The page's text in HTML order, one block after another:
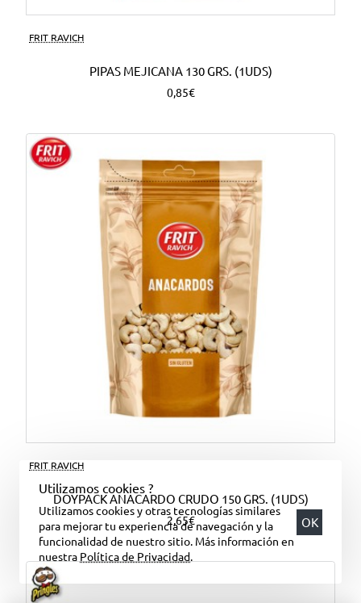
Utilizamos cookies ?
Utilizamos cookies y otras tecnologías similares
para mejorar tu experiencia de navegación y la
funcionalidad de nuestro sitio. Más información en
nuestra Política de Privacidad.
OK
FRIT RAVICH
PIPAS MEJICANA 130 GRS. (1UDS)
0,85€
FRIT RAVICH
DOYPACK ANACARDO CRUDO 150 GRS. (1UDS)
2,65€